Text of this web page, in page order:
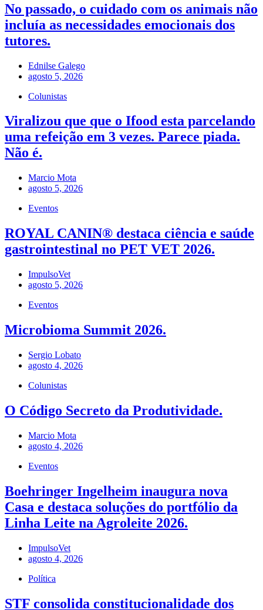
No passado, o cuidado com os animais não
incluía as necessidades emocionais dos
tutores.
Ednilse Galego
agosto 5, 2026
Colunistas
Viralizou que que o Ifood esta parcelando
uma refeição em 3 vezes. Parece piada.
Não é.
Marcio Mota
agosto 5, 2026
Eventos
ROYAL CANIN® destaca ciência e saúde
gastrointestinal no PET VET 2026.
ImpulsoVet
agosto 5, 2026
Eventos
Microbioma Summit 2026.
Sergio Lobato
agosto 4, 2026
Colunistas
O Código Secreto da Produtividade.
Marcio Mota
agosto 4, 2026
Eventos
Boehringer Ingelheim inaugura nova
Casa e destaca soluções do portfólio da
Linha Leite na Agroleite 2026.
ImpulsoVet
agosto 4, 2026
Política
STF consolida constitucionalidade dos